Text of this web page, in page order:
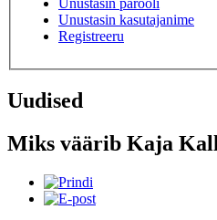
Unustasin parooli
Unustasin kasutajanime
Registreeru
Uudised
Miks väärib Kaja